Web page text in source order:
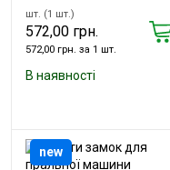
шт. (1 шт.)
572,00 грн.
572,00 грн. за 1 шт.
В наявності
new